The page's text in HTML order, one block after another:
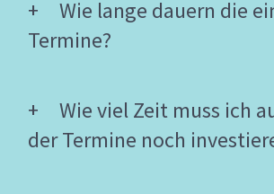
Wie lange dauern die
Termine?
Wie viel Zeit muss ich
der Termine noch